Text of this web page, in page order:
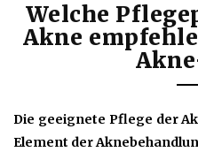
Welche
Akne
Die geeignete Pflege der
Element der